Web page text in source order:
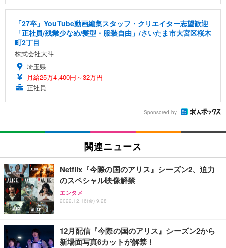
「27卒」YouTube動画編集スタッフ・クリエイター志望歓迎
「正社員/残業少なめ/髪型・服装自由」/さいたま市大宮区桜木
町2丁目
株式会社大斗
埼玉県
月給25万4,400円～32万円
正社員
Sponsored by
関連ニュース
Netflix『今際の国のアリス』シーズン2、迫力
のスペシャル映像解禁
エンタメ
2022.12.16(金) 9:28
12月配信『今際の国のアリス』シーズン2から
新場面写真6カットが解禁！